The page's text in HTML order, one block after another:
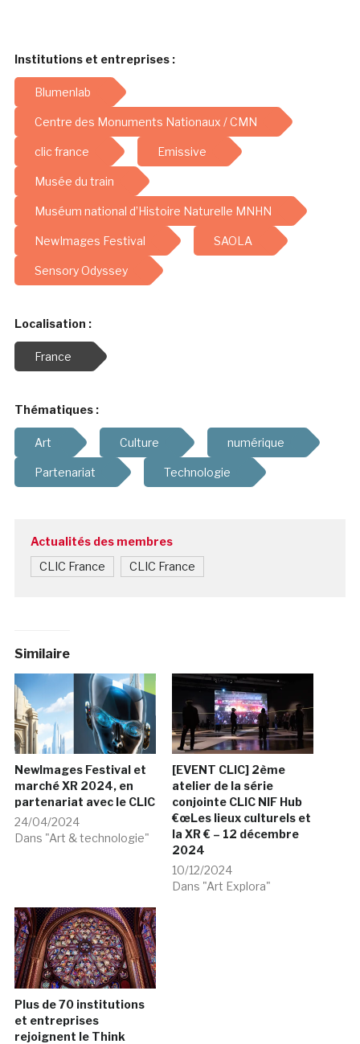
Institutions et entreprises :
Blumenlab
Centre des Monuments Nationaux / CMN
clic france Emissive
Musée du train
Muséum national d’Histoire Naturelle MNHN
NewImages Festival SAOLA
Sensory Odyssey
Localisation :
France
Thématiques :
Art Culture numérique
Partenariat Technologie
Actualités des membres
CLIC France CLIC France
Similaire
NewImages Festival et
marché XR 2024, en
partenariat avec le CLIC
24/04/2024
Dans "Art & technologie"
[EVENT CLIC] 2ème
atelier de la série
conjointe CLIC NIF Hub
€œLes lieux culturels et
la XR € – 12 décembre
2024
10/12/2024
Dans "Art Explora"
Plus de 70 institutions
et entreprises
rejoignent le Think